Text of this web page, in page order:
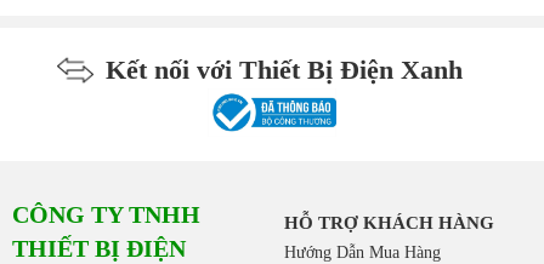
Kết nối với Thiết Bị Điện Xanh
CÔNG TY TNHH
THIẾT BỊ ĐIỆN
HỖ TRỢ KHÁCH HÀNG
Hướng Dẫn Mua Hàng